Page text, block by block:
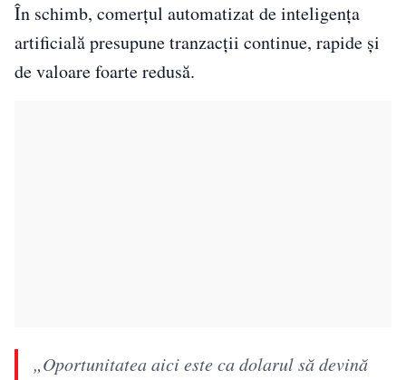
În schimb, comerțul automatizat de inteligența
artificială presupune tranzacții continue, rapide și
de valoare foarte redusă.
„Oportunitatea aici este ca dolarul să devină